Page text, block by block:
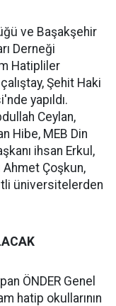
ve Başakşehir
Derneği
Hatipliler
Şehit Haki
yapıldı.
Ceylan,
Hibe, MEB Din
ihsan Erkul,
Çoşkun,
üniversitelerden
ÖNDER Genel
hatip okullarının